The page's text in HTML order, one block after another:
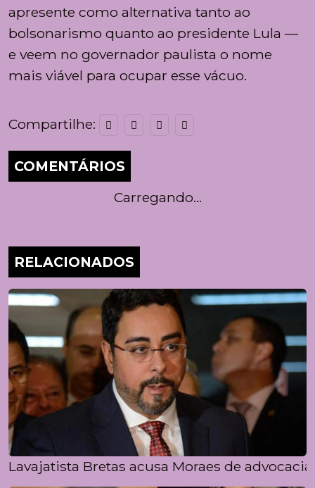
apresente como alternativa tanto ao
bolsonarismo quanto ao presidente Lula —
e veem no governador paulista o nome
mais viável para ocupar esse vácuo.
Compartilhe:
COMENTÁRIOS
Carregando...
RELACIONADOS
Lavajatista Bretas acusa Moraes de